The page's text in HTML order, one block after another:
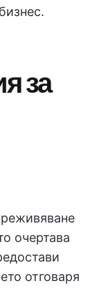
за
очертава
отговаря